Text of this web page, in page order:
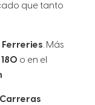
que tanto
. Más
o en el